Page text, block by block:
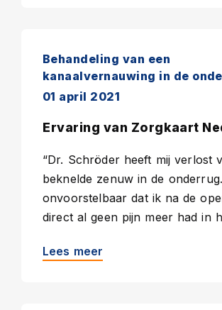
Behandeling van een
kanaalvernauwing in de
01 april 2021
Ervaring van Zorgkaart
“Dr. Schröder heeft mij verlost
beknelde zenuw in de
onvoorstelbaar dat ik na de
direct al geen pijn meer had in
Lees meer